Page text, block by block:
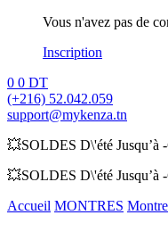
Vous n'avez pas de
Inscription
0 0 DT
(+216) 52.042.059
support@mykenza.tn
💥SOLDES D\'été Jusqu’à
💥SOLDES D\'été Jusqu’à
Accueil MONTRES